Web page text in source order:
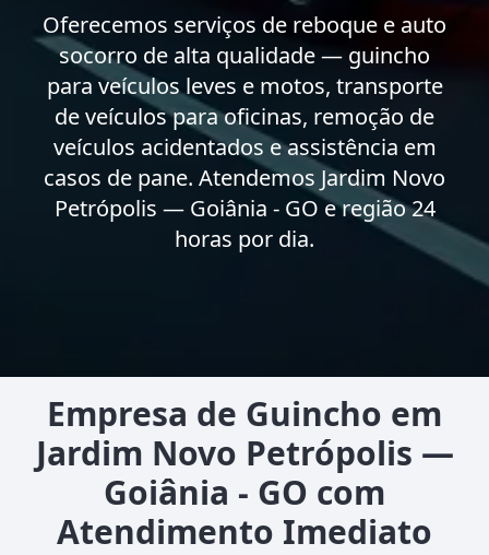
Oferecemos serviços de reboque e auto
socorro de alta qualidade — guincho
para veículos leves e motos, transporte
de veículos para oficinas, remoção de
veículos acidentados e assistência em
casos de pane. Atendemos Jardim Novo
Petrópolis — Goiânia - GO e região 24
horas por dia.
Empresa de Guincho em
Jardim Novo Petrópolis —
Goiânia - GO com
Atendimento Imediato